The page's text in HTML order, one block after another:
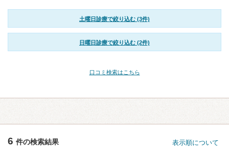
土曜日診療で絞り込む (3件)
日曜日診療で絞り込む (2件)
口コミ検索はこちら
6 件の検索結果 表示順について